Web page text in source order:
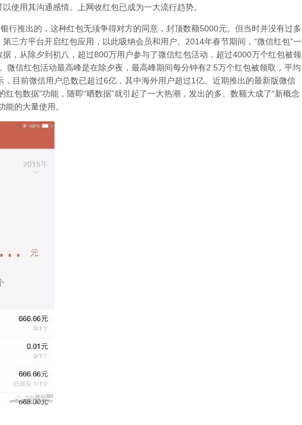
使用其沟通感情。上网收红包已成为一大流行趋势。
推出的，这种红包无须争得对方的同意，封顶数额5000元。但当时并没有过多
三方平台开启红包应用，以此吸纳会员和用户。2014年春节期间，“微信红包”一
，从除夕到初八，超过800万用户参与了微信红包活动，超过4000万个红包被领
微信红包活动最高峰是在除夕夜，最高峰期间每分钟有2.5万个红包被领取，平均
，目前微信用户总数已超过6亿，其中海外用户超过1亿。近期推出的最新版微信
红包数据”功能，随即“晒数据”就引起了一大热潮，发出的多、数额大成了“新概念
能的大量使用。